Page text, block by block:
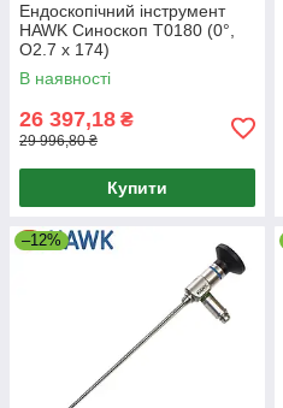
Ендоскопічний інструмент
HAWK Синоскоп T0180 (0°,
O2.7 x 174)
В наявності
26 397,18 ₴
29 996,80 ₴
Купити
–12%